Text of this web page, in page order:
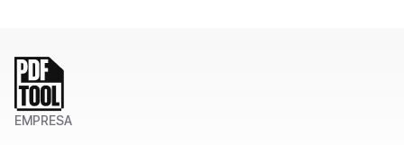
EMPRESA